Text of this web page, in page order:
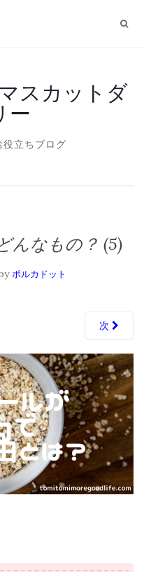
スカットダ
ー
立ちブログ
んなもの？ (5)
ポルカドット
次